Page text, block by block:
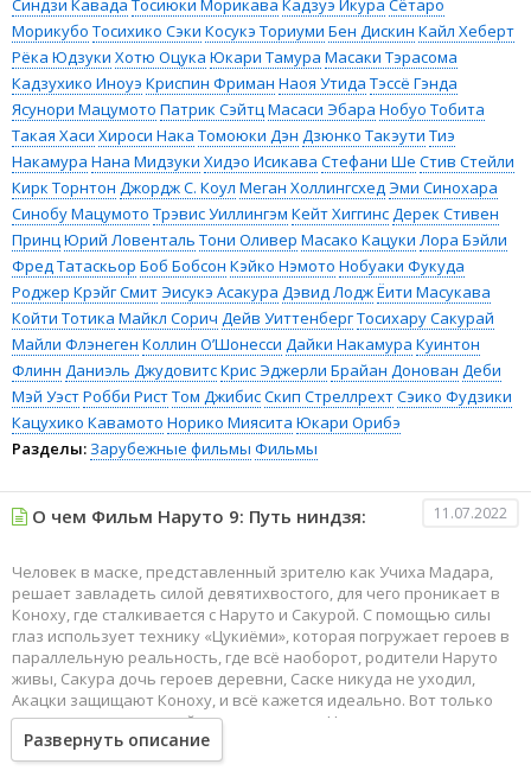
Синдзи Кавада Тосиюки Морикава Кадзуэ Икура Сётаро
Морикубо Тосихико Сэки Косукэ Ториуми Бен Дискин Кайл Хеберт
Рёка Юдзуки Хотю Оцука Юкари Тамура Масаки Тэрасома
Кадзухико Иноуэ Криспин Фриман Наоя Утида Тэссё Гэнда
Ясунори Мацумото Патрик СэйтцМасаси Эбара Нобуо Тобита
Такая Хаси Хироси Нака Томоюки Дэн Дзюнко Такэути Тиэ
Накамура Нана Мидзуки Хидэо Исикава Стефани Ше Стив Стейли
Кирк Торнтон Джордж С. Коул Меган ХоллингсхедЭми Синохара
Синобу Мацумото Трэвис Уиллингэм Кейт ХиггинсДерек Стивен
ПринцЮрий Ловенталь Тони Оливер Масако Кацуки Лора Бэйли
Фред Татаскьор Боб Бобсон Кэйко Нэмото Нобуаки Фукуда
Роджер Крэйг СмитЭисукэ Асакура Дэвид ЛоджЁити Масукава
Койти Тотика Майкл Сорич Дейв УиттенбергТосихару Сакурай
Майли Флэнеген Коллин О’Шонесси Дайки Накамура Куинтон
Флинн Даниэль ДжудовитсКрис Эджерли Брайан Донован Деби
Мэй УэстРобби РистТом ДжибисСкип СтреллрехтСэико Фудзики
Кацухико Кавамото Норико Миясита Юкари Орибэ
Разделы: Зарубежные фильмы Фильмы
О чем Фильм Наруто 9: Путь ниндзя: 11.07.2022
Человек в маске, представленный зрителю как Учиха Мадара,
решает завладеть силой девятихвостого, для чего проникает в
Коноху, где сталкивается с Наруто и Сакурой. С помощью силы
глаз использует технику «Цукиёми», которая погружает героев в
параллельную реальность, где всё наоборот, родители Наруто
живы, Сакура дочь героев деревни, Саске никуда не уходил,
Акацки защищают Коноху, и всё кажется идеально. Вот только
тот ли это мир, который хочет защитить Наруто, его ли это
жизнь? Вместе с Сакурой, Наруто должен найти ответ на эти
вопросы и разобраться с человеком в маске, который смог
Развернуть описание